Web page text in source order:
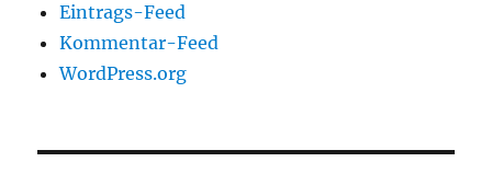
Eintrags-Feed
Kommentar-Feed
WordPress.org